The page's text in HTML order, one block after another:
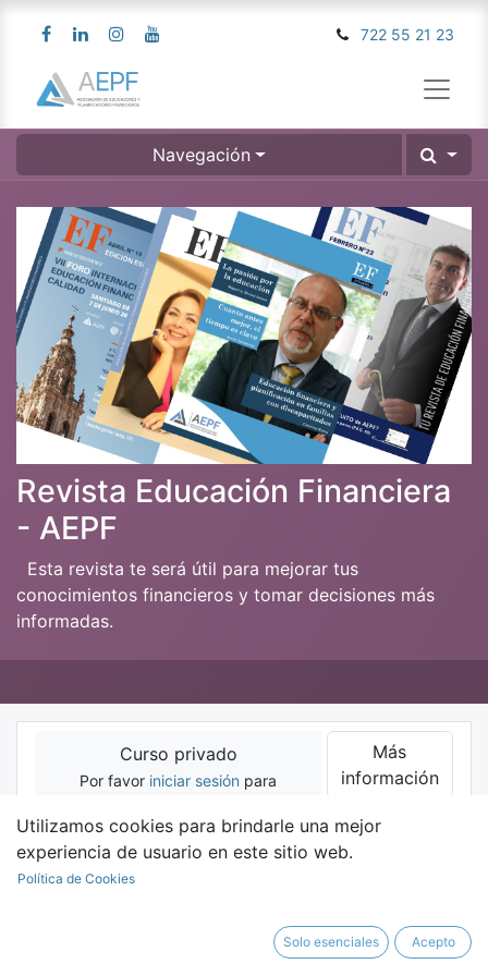
722 55 21 23
Navegación
Revista Educación Financiera
- AEPF
Esta revista te será útil para mejorar tus
conocimientos financieros y tomar decisiones más
informadas.
Curso privado
Por favor iniciar sesión para
Más
información
Curso
Clear filters
Utilizamos cookies para brindarle una mejor
experiencia de usuario en este sitio web.
Política de Cookies
Solo esenciales Acepto